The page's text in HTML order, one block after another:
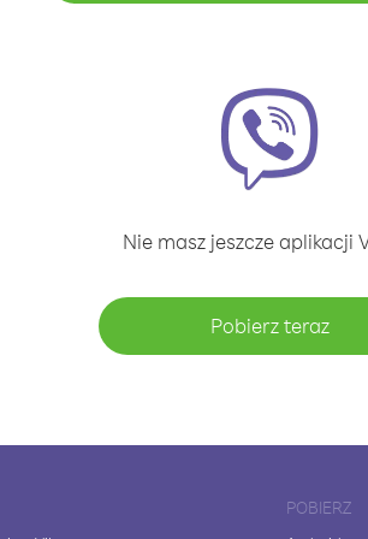
Nie masz jeszcze aplikacji
Pobierz teraz
POBIERZ